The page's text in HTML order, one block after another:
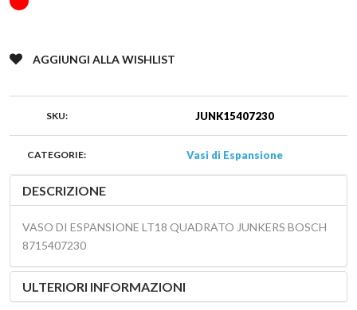
AGGIUNGI ALLA WISHLIST
SKU: JUNK15407230
CATEGORIE: Vasi di Espansione
DESCRIZIONE
VASO DI ESPANSIONE LT18 QUADRATO JUNKERS BOSCH
8715407230
ULTERIORI INFORMAZIONI